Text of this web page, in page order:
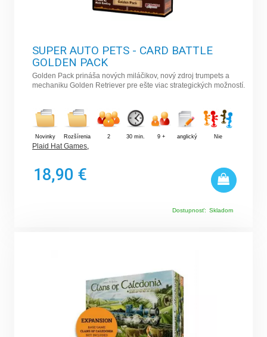
SUPER AUTO PETS - CARD BATTLE
GOLDEN PACK
Golden Pack prináša nových miláčikov, nový zdroj trumpets a
mechaniku Golden Retriever pre ešte viac strategických možností.
Novinky Rozšírenia 2 30 min. 9 + anglický Nie
Plaid Hat Games,
18,90 €
Dostupnosť: Skladom